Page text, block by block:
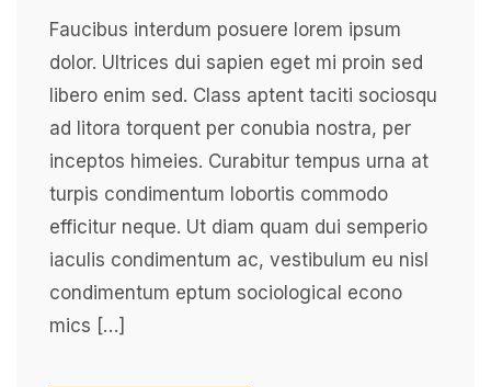
Faucibus interdum posuere lorem ipsum
dolor. Ultrices dui sapien eget mi proin sed
libero enim sed. Class aptent taciti sociosqu
ad litora torquent per conubia nostra, per
inceptos himeies. Curabitur tempus urna at
turpis condimentum lobortis commodo
efficitur neque. Ut diam quam dui semperio
iaculis condimentum ac, vestibulum eu nisl
condimentum eptum sociological econo
mics […]